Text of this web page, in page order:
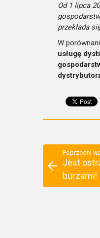
Od 1 lipca
przekłada
W
usługę
Poprzedni
Jest
burzami!